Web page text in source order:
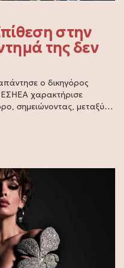
στην
της δεν
ο δικηγόρος
ΕΣΗΕΑ χαρακτήρισε
σημειώνοντας, μεταξύ…